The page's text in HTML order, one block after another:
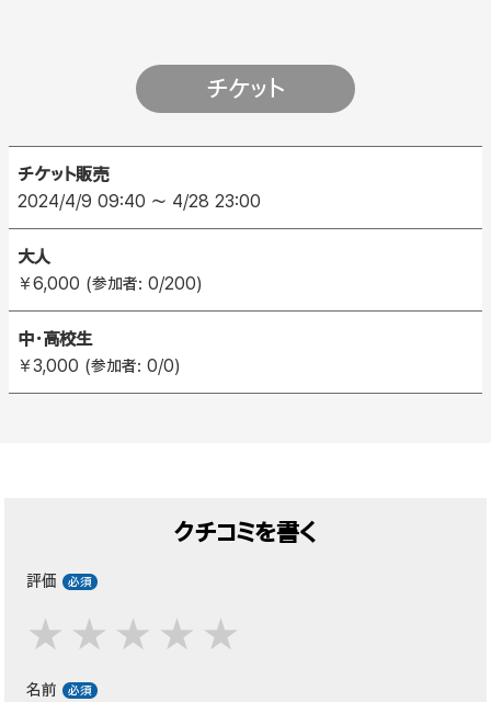
チケット
チケット販売
2024/4/9 09:40 ～ 4/28 23:00
大人
￥6,000 (参加者: 0/200)
中・高校生
￥3,000 (参加者: 0/0)
クチコミを書く
評価
名前